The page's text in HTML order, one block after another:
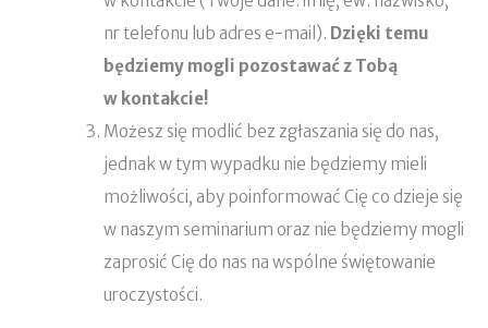
nr telefonu lub adres e-mail). Dzięki temu
będziemy mogli pozostawać z Tobą
w kontakcie!
Możesz się modlić bez zgłaszania się do nas,
jednak w tym wypadku nie będziemy mieli
możliwości, aby poinformować Cię co dzieje się
w naszym seminarium oraz nie będziemy mogli
zaprosić Cię do nas na wspólne świętowanie
uroczystości.